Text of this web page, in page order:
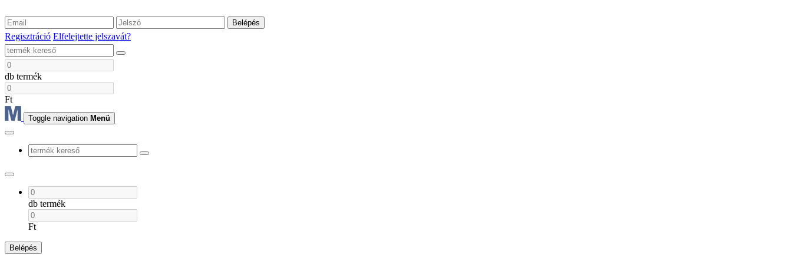
Belépés
Regisztráció Elfelejtette jelszavát?
db termék
Ft
Toggle navigation Menü
db termék
Ft
Belépés